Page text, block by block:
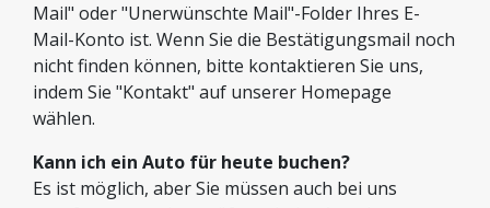
Mail" oder "Unerwünschte Mail"-Folder Ihres E-
Mail-Konto ist. Wenn Sie die Bestätigungsmail noch
nicht finden können, bitte kontaktieren Sie uns,
indem Sie "Kontakt" auf unserer Homepage
wählen.
Kann ich ein Auto für heute buchen?
Es ist möglich, aber Sie müssen auch bei uns